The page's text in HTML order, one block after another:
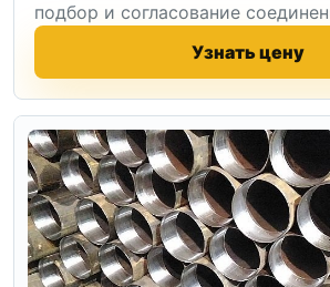
подбор и согласование
Узнать цену